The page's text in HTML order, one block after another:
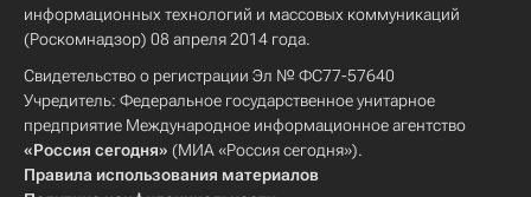
информационных технологий и массовых коммуникаций
(Роскомнадзор) 08 апреля 2014 года.
Свидетельство о регистрации Эл № ФС77-57640
Учредитель: Федеральное государственное унитарное
предприятие Международное информационное агентство
«Россия сегодня» (МИА «Россия сегодня»).
Правила использования материалов